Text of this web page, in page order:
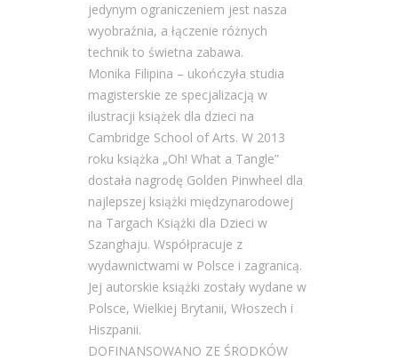
jedynym ograniczeniem jest nasza
wyobraźnia, a łączenie różnych
technik to świetna zabawa.
Monika Filipina – ukończyła studia
magisterskie ze specjalizacją w
ilustracji książek dla dzieci na
Cambridge School of Arts. W 2013
roku książka „Oh! What a Tangle”
dostała nagrodę Golden Pinwheel dla
najlepszej książki międzynarodowej
na Targach Książki dla Dzieci w
Szanghaju. Współpracuje z
wydawnictwami w Polsce i zagranicą.
Jej autorskie książki zostały wydane w
Polsce, Wielkiej Brytanii, Włoszech i
Hiszpanii.
DOFINANSOWANO ZE ŚRODKÓW